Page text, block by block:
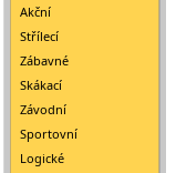
Akční
Střílecí
Zábavné
Skákací
Závodní
Sportovní
Logické